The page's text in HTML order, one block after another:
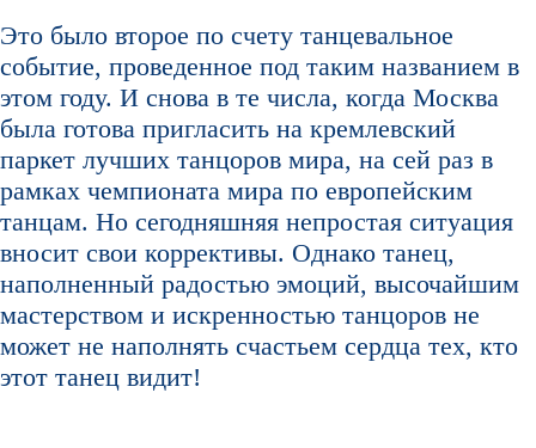
Это было второе по счету танцевальное
событие, проведенное под таким названием в
этом году. И снова в те числа, когда Москва
была готова пригласить на кремлевский
паркет лучших танцоров мира, на сей раз в
рамках чемпионата мира по европейским
танцам. Но сегодняшняя непростая ситуация
вносит свои коррективы. Однако танец,
наполненный радостью эмоций, высочайшим
мастерством и искренностью танцоров не
может не наполнять счастьем сердца тех, кто
этот танец видит!